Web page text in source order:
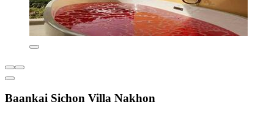
Baankai Sichon Villa Nakhon